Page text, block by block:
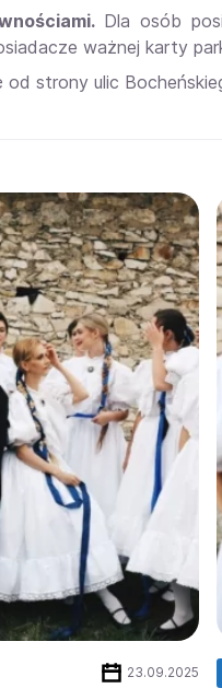
Dla osób
ważnej karty
od strony ulic
23.09.2025